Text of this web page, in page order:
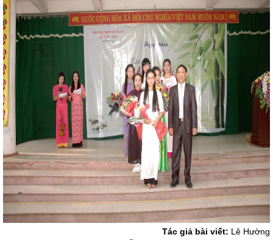
Tác giả bài viết: Lê Hường